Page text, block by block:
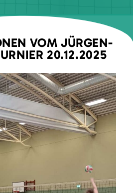
VOM JÜRGEN-
20.12.2025